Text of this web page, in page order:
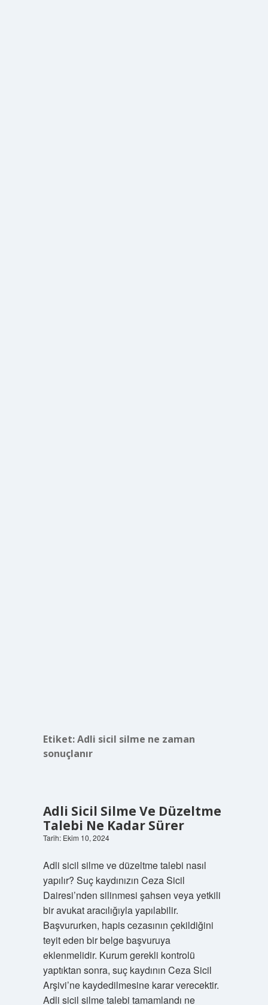
Etiket:Adli sicil silme ne zaman
sonuçlanır
Adli Sicil Silme Ve Düzeltme
Talebi Ne Kadar Sürer
Tarih: Ekim 10, 2024
Adli sicil silme ve düzeltme talebi nasıl
yapılır? Suç kaydınızın Ceza Sicil
Dairesi’nden silinmesi şahsen veya yetkili
bir avukat aracılığıyla yapılabilir.
Başvururken, hapis cezasının çekildiğini
teyit eden bir belge başvuruya
eklenmelidir. Kurum gerekli kontrolü
yaptıktan sonra, suç kaydının Ceza Sicil
Arşivi’ne kaydedilmesine karar verecektir.
Adli sicil silme talebi tamamlandı ne